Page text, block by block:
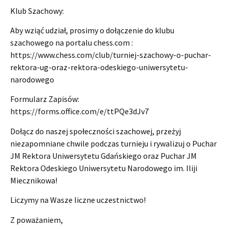
Klub Szachowy:
Aby wziąć udział, prosimy o dołączenie do klubu
szachowego na portalu chess.com :
https://www.chess.com/club/turniej-szachowy-o-puchar-
rektora-ug-oraz-rektora-odeskiego-uniwersytetu-
narodowego
Formularz Zapisów:
https://forms.office.com/e/ttPQe3dJv7
Dołącz do naszej społeczności szachowej, przeżyj
niezapomniane chwile podczas turnieju i rywalizuj o Puchar
JM Rektora Uniwersytetu Gdańskiego oraz Puchar JM
Rektora Odeskiego Uniwersytetu Narodowego im. Iliji
Miecznikowa!
Liczymy na Wasze liczne uczestnictwo!
Z poważaniem,